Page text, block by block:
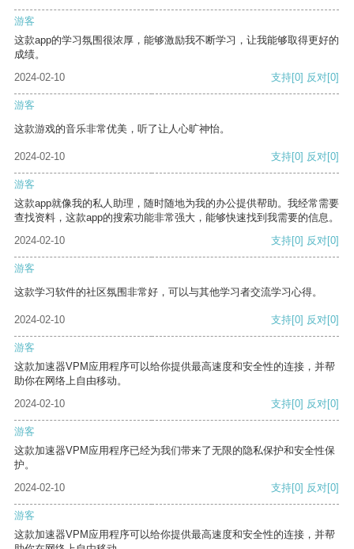
游客
这款app的学习氛围很浓厚，能够激励我不断学习，让我能够取得更好的
成绩。
2024-02-10
支持[0] 反对[0]
游客
这款游戏的音乐非常优美，听了让人心旷神怡。
2024-02-10 支持[0] 反对[0]
游客
这款app就像我的私人助理，随时随地为我的办公提供帮助。我经常需要
查找资料，这款app的搜索功能非常强大，能够快速找到我需要的信息。
2024-02-10
支持[0] 反对[0]
游客
这款学习软件的社区氛围非常好，可以与其他学习者交流学习心得。
2024-02-10 支持[0] 反对[0]
游客
这款加速器VPM应用程序可以给你提供最高速度和安全性的连接，并帮
助你在网络上自由移动。
2024-02-10
支持[0] 反对[0]
游客
这款加速器VPM应用程序已经为我们带来了无限的隐私保护和安全性保
护。
2024-02-10
支持[0] 反对[0]
游客
这款加速器VPM应用程序可以给你提供最高速度和安全性的连接，并帮